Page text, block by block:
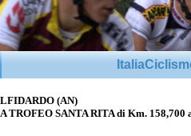
(AN)
TROFEO SANTA RITA di Km. 158,700